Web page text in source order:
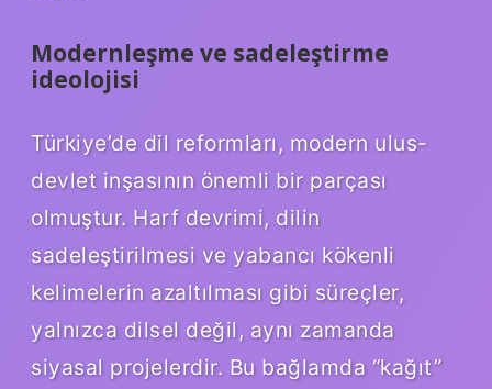
Modernleşme ve sadeleştirme
ideolojisi
Türkiye’de dil reformları, modern ulus-
devlet inşasının önemli bir parçası
olmuştur. Harf devrimi, dilin
sadeleştirilmesi ve yabancı kökenli
kelimelerin azaltılması gibi süreçler,
yalnızca dilsel değil, aynı zamanda
siyasal projelerdir. Bu bağlamda “kağıt”